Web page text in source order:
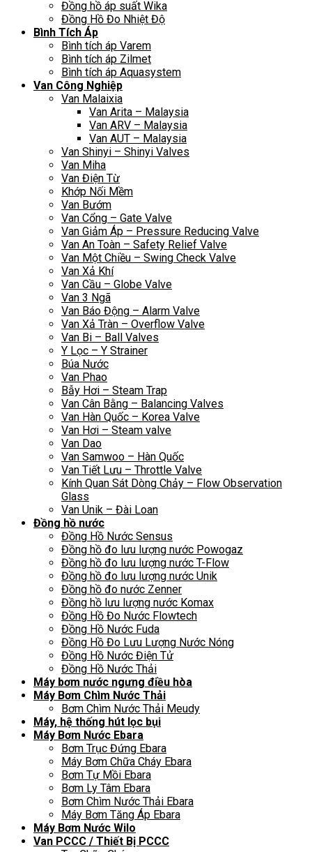
Đồng hồ áp suất Wika
Đồng Hồ Đo Nhiệt Độ
Bình Tích Áp
Bình tích áp Varem
Bình tích áp Zilmet
Bình tích áp Aquasystem
Van Công Nghiệp
Van Malaixia
Van Arita – Malaysia
Van ARV – Malaysia
Van AUT – Malaysia
Van Shinyi – Shinyi Valves
Van Miha
Van Điện Từ
Khớp Nối Mềm
Van Bướm
Van Cổng – Gate Valve
Van Giảm Áp – Pressure Reducing Valve
Van An Toàn – Safety Relief Valve
Van Một Chiều – Swing Check Valve
Van Xả Khí
Van Cầu – Globe Valve
Van 3 Ngã
Van Báo Động – Alarm Valve
Van Xả Tràn – Overflow Valve
Van Bi – Ball Valves
Y Lọc – Y Strainer
Búa Nước
Van Phao
Bẫy Hơi – Steam Trap
Van Cân Bằng – Balancing Valves
Van Hàn Quốc – Korea Valve
Van Hơi – Steam valve
Van Dao
Van Samwoo – Hàn Quốc
Van Tiết Lưu – Throttle Valve
Kính Quan Sát Dòng Chảy – Flow Observation
Glass
Van Unik – Đài Loan
Đồng hồ nước
Đồng Hồ Nước Sensus
Đồng hồ đo lưu lượng nước Powogaz
Đồng hồ đo lưu lượng nước T-Flow
Đồng hồ đo lưu lượng nước Unik
Đồng hồ đo nước Zenner
Đồng hồ lưu lượng nước Komax
Đồng Hồ Đo Nước Flowtech
Đồng Hồ Nước Fuda
Đồng Hồ Đo Lưu Lượng Nước Nóng
Đồng Hồ Nước Điện Tử
Đồng Hồ Nước Thải
Máy bơm nước ngưng điều hòa
Máy Bơm Chìm Nước Thải
Bơm Chìm Nước Thải Meudy
Máy, hệ thống hút lọc bụi
Máy Bơm Nước Ebara
Bơm Trục Đứng Ebara
Máy Bơm Chữa Cháy Ebara
Bơm Tự Mồi Ebara
Bơm Ly Tâm Ebara
Bơm Chìm Nước Thải Ebara
Máy Bơm Tăng Áp Ebara
Máy Bơm Nước Wilo
Van PCCC / Thiết Bị PCCC